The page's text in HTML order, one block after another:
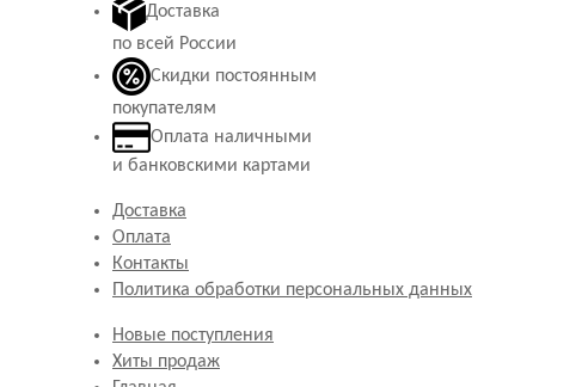
Доставка
по всей России
Скидки постоянным
покупателям
Оплата наличными
и банковскими картами
Доставка
Оплата
Контакты
Политика обработки персональных данных
Новые поступления
Хиты продаж